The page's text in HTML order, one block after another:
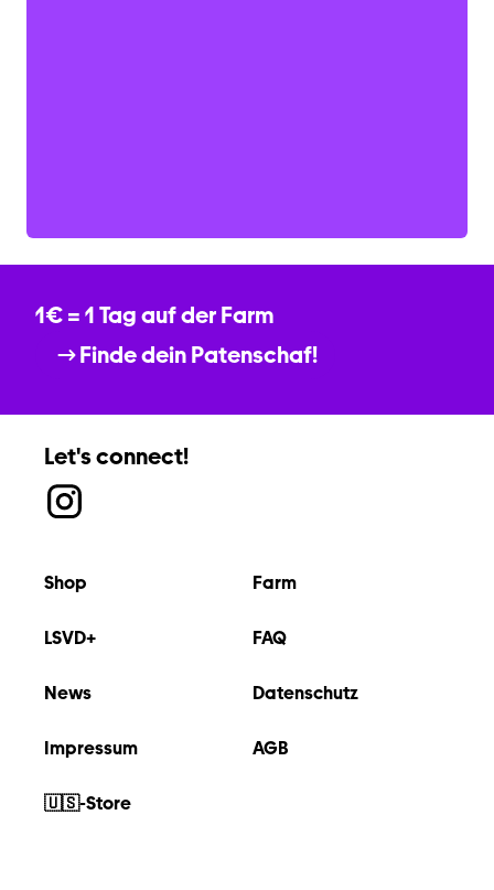
1€ = 1 Tag auf der Farm
Finde dein Patenschaf!
Shop Farm
LSVD+ FAQ
News Datenschutz
Impressum AGB
🇺🇸-Store
Let's connect!